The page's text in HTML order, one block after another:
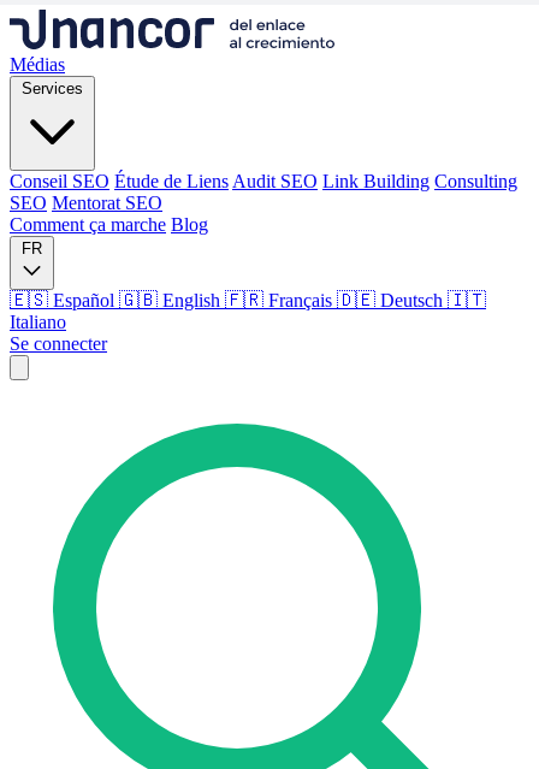
Médias
Services
Conseil SEO Étude de Liens Audit SEO Link Building Consulting
SEO Mentorat SEO
Comment ça marche Blog
FR
🇪🇸 Español 🇬🇧 English 🇫🇷 Français 🇩🇪 Deutsch 🇮🇹
Italiano
Se connecter
Conseil SEO Étude de Liens Link Building
Mentorat SEO
Comment ça marche
Langue
🇪🇸 ES
🇬🇧 EN
Se connecter